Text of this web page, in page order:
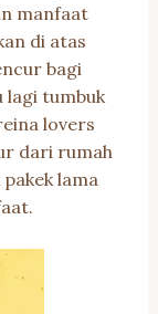
manfaat
di atas
bagi
lagi tumbuk
lovers
dari rumah
lama